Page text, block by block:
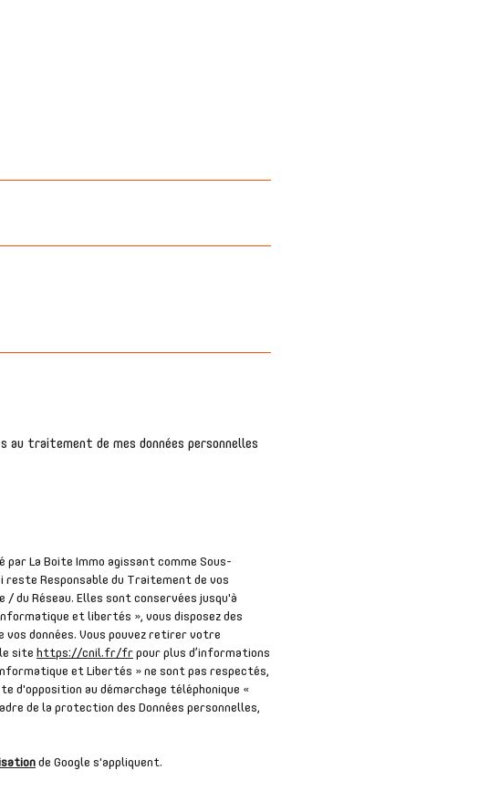
traitement de mes données personnelles
La Boite Immo agissant comme Sous-
Responsable du Traitement de vos
du Réseau. Elles sont conservées jusqu'à
et libertés », vous disposez des
données. Vous pouvez retirer votre
site https://cnil.fr/fr pour plus d’informations
et Libertés » ne sont pas respectés,
d'opposition au démarchage téléphonique «
de la protection des Données personnelles,
de Google s'appliquent.